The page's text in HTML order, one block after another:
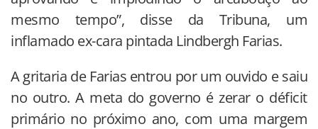
mesmo tempo”, disse da Tribuna, um
inflamado ex-cara pintada Lindbergh Farias.
A gritaria de Farias entrou por um ouvido e saiu
no outro. A meta do governo é zerar o déficit
primário no próximo ano, com uma margem